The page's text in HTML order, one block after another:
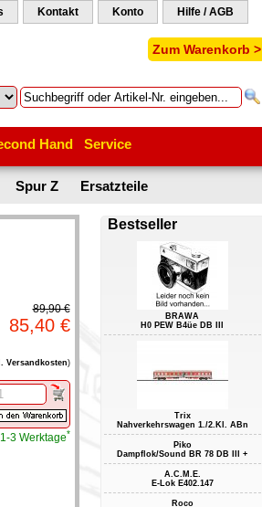
Kontakt Konto Hilfe / AGB
Zum Warenkorb >
Hand Service
Spur Z Ersatzteile
89,90 €
85,40 €
Versandkosten)
3 Werktage*
Bestseller
BRAWA
H0 PEW B4üe DB III
Trix
Nahverkehrswagen 1./2.Kl. ABn
Piko
Dampflok/Sound BR 78 DB III +
A.C.M.E.
E-Lok E402.147
Roco